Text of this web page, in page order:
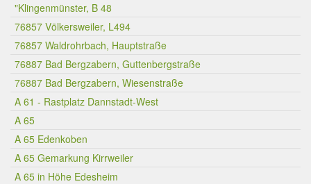
"Klingenmünster, B 48
76857 Völkersweiler, L494
76857 Waldrohrbach, Hauptstraße
76887 Bad Bergzabern, Guttenbergstraße
76887 Bad Bergzabern, Wiesenstraße
A 61 - Rastplatz Dannstadt-West
A 65
A 65 Edenkoben
A 65 Gemarkung Kirrweiler
A 65 in Höhe Edesheim